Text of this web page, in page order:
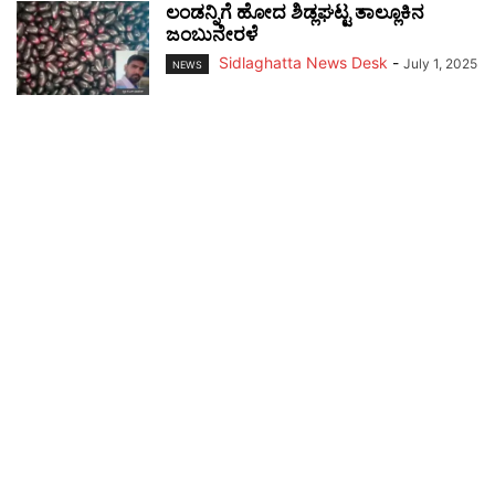
ಲಂಡನ್ನಿಗೆ ಹೋದ ಶಿಡ್ಲಘಟ್ಟ ತಾಲ್ಲೂಕಿನ
ಜಂಬುನೇರಳೆ
NEWS Sidlaghatta News Desk - July 1, 2025